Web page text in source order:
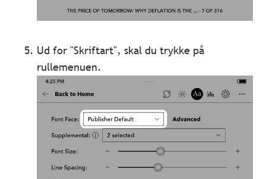
Ud for "Skriftart", skal du trykke på
rullemenuen.